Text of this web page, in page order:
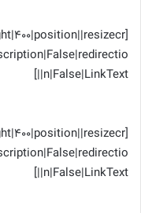
n|False|LinkText||]
n|False|LinkText||]